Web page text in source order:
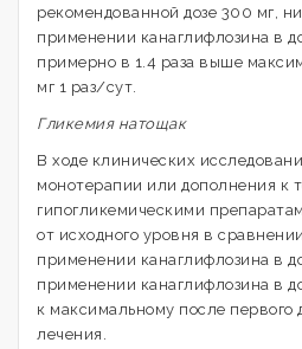
рекомендованной дозе 300 мг,
применении канаглифлозина в
примерно в 1.4 раза выше
мг 1 раз/сут.
Гликемия натощак
В ходе клинических
монотерапии или дополнения к
гипогликемическими
от исходного уровня в
применении канаглифлозина в
применении канаглифлозина в
к максимальному после первого
лечения.